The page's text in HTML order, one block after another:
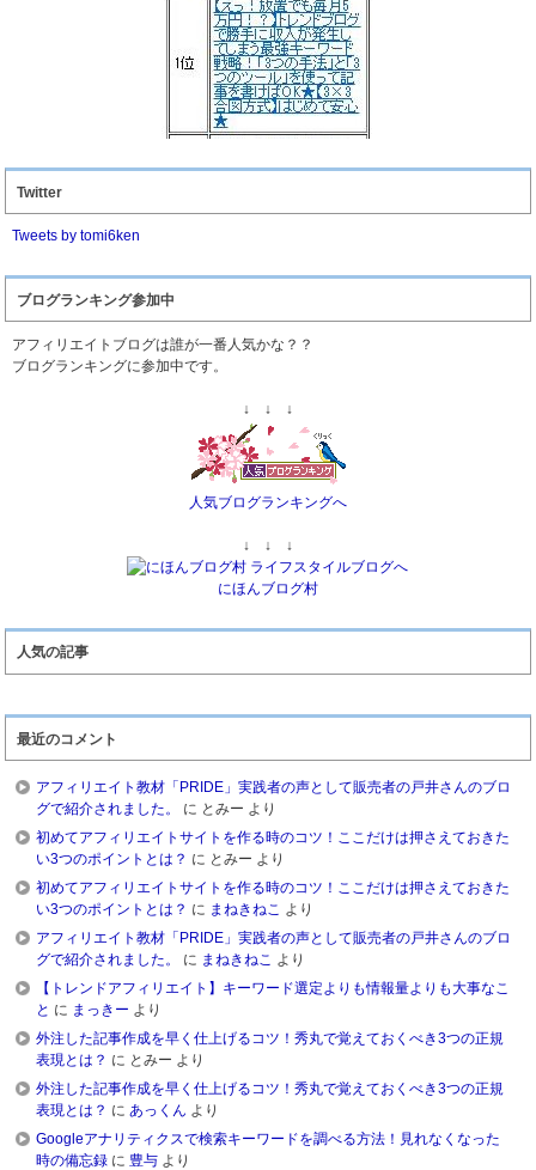
Twitter
Tweets by tomi6ken
ブログランキング参加中
アフィリエイトブログは誰が一番人気かな？？
ブログランキングに参加中です。
↓ ↓ ↓
人気ブログランキングへ
↓ ↓ ↓
にほんブログ村
人気の記事
最近のコメント
アフィリエイト教材「PRIDE」実践者の声として販売者の戸井さんのブロ
グで紹介されました。
に とみー より
初めてアフィリエイトサイトを作る時のコツ！ここだけは押さえておきた
い3つのポイントとは？ に とみー より
初めてアフィリエイトサイトを作る時のコツ！ここだけは押さえておきた
い3つのポイントとは？ に まねきねこ より
アフィリエイト教材「PRIDE」実践者の声として販売者の戸井さんのブロ
グで紹介されました。
に まねきねこ より
【トレンドアフィリエイト】キーワード選定よりも情報量よりも大事なこ
と に まっきー より
外注した記事作成を早く仕上げるコツ！秀丸で覚えておくべき3つの正規
表現とは？ に とみー より
外注した記事作成を早く仕上げるコツ！秀丸で覚えておくべき3つの正規
表現とは？ に あっくん より
Googleアナリティクスで検索キーワードを調べる方法！見れなくなった
時の備忘録 に 豊与 より